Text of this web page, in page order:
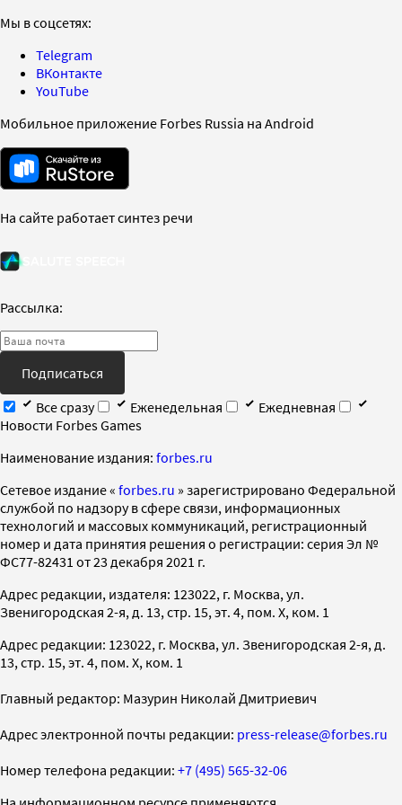
Мы в соцсетях:
Telegram
ВКонтакте
YouTube
Мобильное приложение Forbes Russia на Android
На сайте работает синтез речи
Рассылка:
Подписаться
Все сразу
Еженедельная
Ежедневная
Новости Forbes Games
Наименование издания: forbes.ru
Cетевое издание « forbes.ru » зарегистрировано Федеральной
службой по надзору в сфере связи, информационных
технологий и массовых коммуникаций, регистрационный
номер и дата принятия решения о регистрации: серия Эл №
ФС77-82431 от 23 декабря 2021 г.
Адрес редакции, издателя: 123022, г. Москва, ул.
Звенигородская 2-я, д. 13, стр. 15, эт. 4, пом. X, ком. 1
Адрес редакции: 123022, г. Москва, ул. Звенигородская 2-я, д.
13, стр. 15, эт. 4, пом. X, ком. 1
Главный редактор: Мазурин Николай Дмитриевич
Адрес электронной почты редакции: press-release@forbes.ru
Номер телефона редакции: +7 (495) 565-32-06